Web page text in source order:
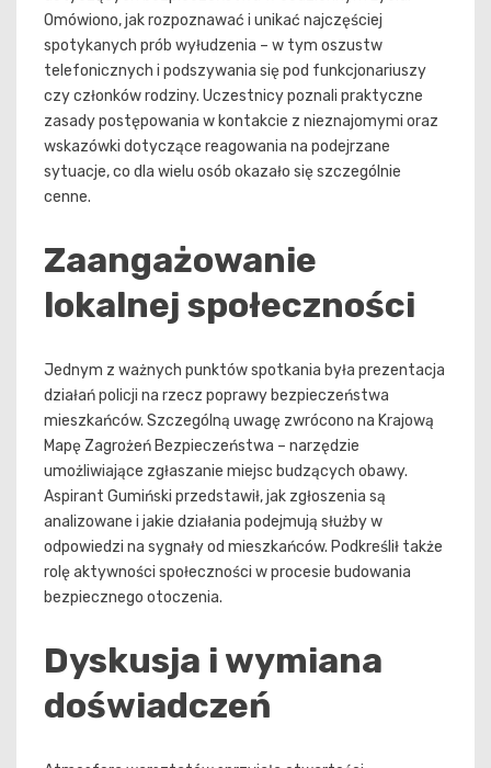
Omówiono, jak rozpoznawać i unikać najczęściej
spotykanych prób wyłudzenia – w tym oszustw
telefonicznych i podszywania się pod funkcjonariuszy
czy członków rodziny. Uczestnicy poznali praktyczne
zasady postępowania w kontakcie z nieznajomymi oraz
wskazówki dotyczące reagowania na podejrzane
sytuacje, co dla wielu osób okazało się szczególnie
cenne.
Zaangażowanie
lokalnej społeczności
Jednym z ważnych punktów spotkania była prezentacja
działań policji na rzecz poprawy bezpieczeństwa
mieszkańców. Szczególną uwagę zwrócono na Krajową
Mapę Zagrożeń Bezpieczeństwa – narzędzie
umożliwiające zgłaszanie miejsc budzących obawy.
Aspirant Gumiński przedstawił, jak zgłoszenia są
analizowane i jakie działania podejmują służby w
odpowiedzi na sygnały od mieszkańców. Podkreślił także
rolę aktywności społeczności w procesie budowania
bezpiecznego otoczenia.
Dyskusja i wymiana
doświadczeń